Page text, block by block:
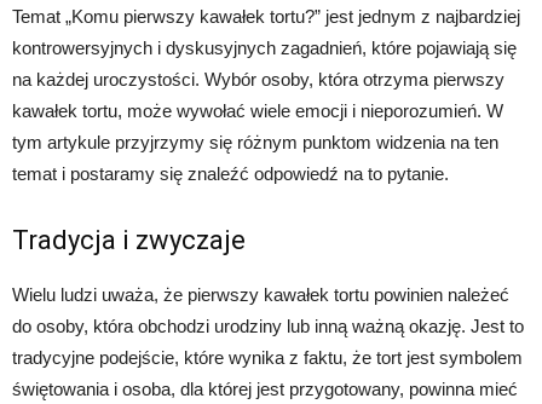
Temat „Komu pierwszy kawałek tortu?” jest jednym z najbardziej
kontrowersyjnych i dyskusyjnych zagadnień, które pojawiają się
na każdej uroczystości. Wybór osoby, która otrzyma pierwszy
kawałek tortu, może wywołać wiele emocji i nieporozumień. W
tym artykule przyjrzymy się różnym punktom widzenia na ten
temat i postaramy się znaleźć odpowiedź na to pytanie.
Tradycja i zwyczaje
Wielu ludzi uważa, że pierwszy kawałek tortu powinien należeć
do osoby, która obchodzi urodziny lub inną ważną okazję. Jest to
tradycyjne podejście, które wynika z faktu, że tort jest symbolem
świętowania i osoba, dla której jest przygotowany, powinna mieć